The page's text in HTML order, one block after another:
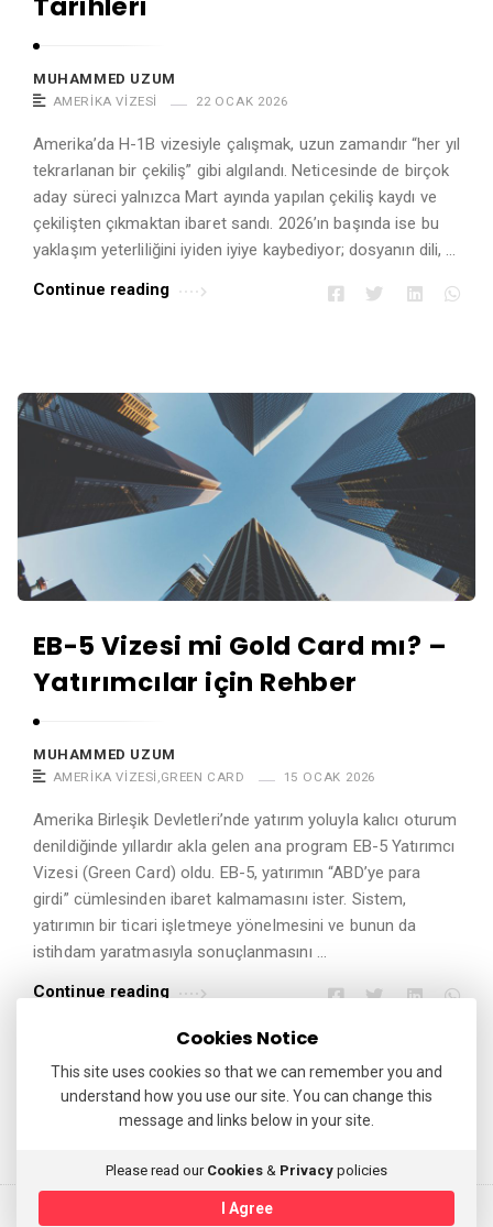
MUHAMMED UZUM
AMERIKA VIZESI 22 OCAK 2026
Amerika’da H-1B vizesiyle çalışmak, uzun zamandır “her yıl
tekrarlanan bir çekiliş” gibi algılandı. Neticesinde de birçok
aday süreci yalnızca Mart ayında yapılan çekiliş kaydı ve
çekilişten çıkmaktan ibaret sandı. 2026’ın başında ise bu
yaklaşım yeterliliğini iyiden iyiye kaybediyor; dosyanın dili, …
Continue reading
EB-5 Vizesi mi Gold Card mı? –
Yatırımcılar için Rehber
MUHAMMED UZUM
AMERIKA VIZESI GREEN CARD 15 OCAK 2026
Amerika Birleşik Devletleri’nde yatırım yoluyla kalıcı oturum
denildiğinde yıllardır akla gelen ana program EB-5 Yatırımcı
Vizesi (Green Card) oldu. EB-5, yatırımın “ABD’ye para
girdi” cümlesinden ibaret kalmamasını ister. Sistem,
yatırımın bir ticari işletmeye yönelmesini ve bunun da
istihdam yaratmasıyla sonuçlanmasını …
Continue reading
© 2025 Avukat Muhammed Uzum
Cookies Notice
This site uses cookies so that we can remember you and
understand how you use our site. You can change this
message and links below in your site.
Please read our Cookies & Privacy policies
I Agree